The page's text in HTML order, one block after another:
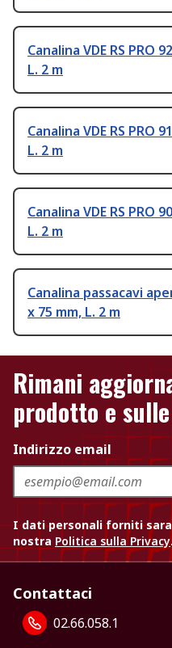
Canalina VDE RS PRO
L. 2 m
Canalina VDE RS PRO
L. 2 m
Canalina VDE RS PRO
L. 2 m
Canalina passacavi
x 75 mm, L. 2 m
Rimani
prodotto e
Indirizzo email
I dati personali forniti
nostra Politica sulla Privacy
Contattaci
02.66.058.1